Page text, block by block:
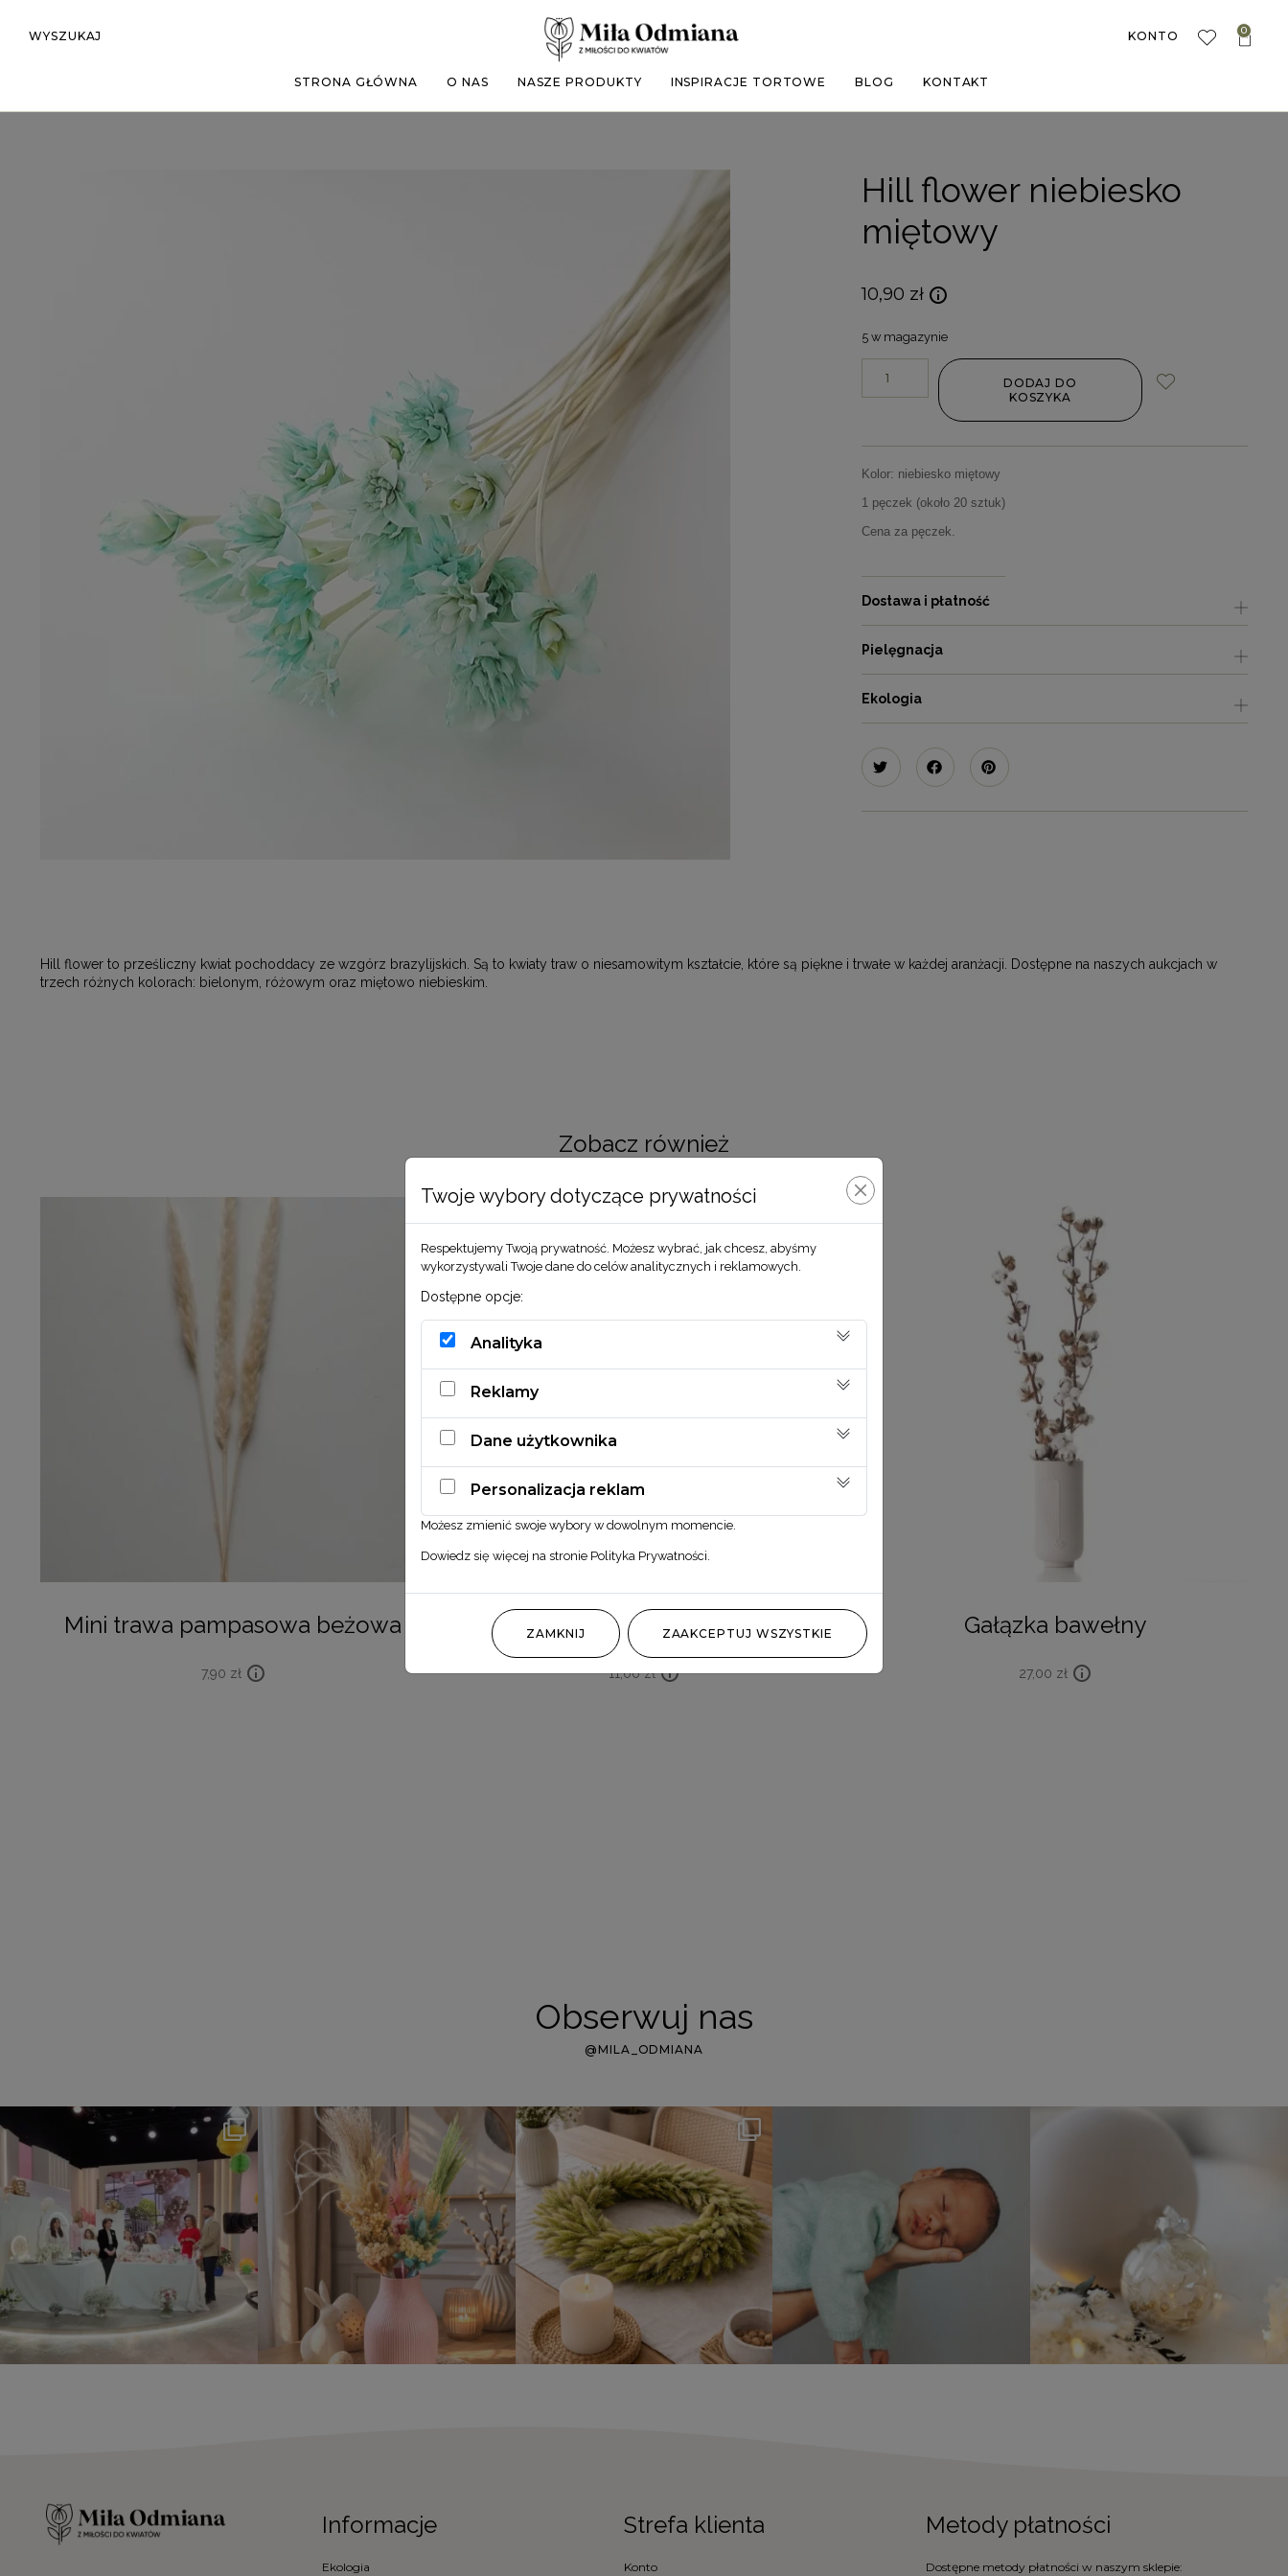
WYSZUKAJ
STRONA GŁÓWNA O NAS NASZE PRODUKTY INSPIRACJE TORTOWE BLOG KONTAKT
KONTO 0
Hill flower niebiesko
miętowy
10,90 zł
5 w magazynie
DODAJ DO
KOSZYKA
Kolor: niebiesko miętowy
1 pęczek (około 20 sztuk)
Cena za pęczek.
Dostawa i płatność
Pielęgnacja
Ekologia
Hill flower to prześliczny kwiat pochoddacy ze wzgórz brazylijskich. Są to kwiaty traw o niesamowitym kształcie, które są piękne i trwałe w każdej aranżacji. Dostępne na naszych aukcjach w
trzech różnych kolorach: bielonym, różowym oraz miętowo niebieskim.
Zobacz również
Mini trawa pampasowa beżowa
7,90 zł
Liść palmowy
11,00zł
Gałązka bawełny
27,00 zł
Obserwuj nas
@MILA_ODMIANA
Informacje
Ekologia
Strefa klienta
Konto
Metody płatności
Dostępne metody płatności w naszym sklepie:
Twoje wybory dotyczące prywatności
Respektujemy Twoją prywatność. Możesz wybrać, jak chcesz, abyśmy
wykorzystywali Twoje dane do celów analitycznych i reklamowych.
Dostępne opcje:
Analityka
Reklamy
Dane użytkownika
Personalizacja reklam
Możesz zmienić swoje wybory w dowolnym momencie.
Dowiedz się więcej na stronie Polityka Prywatności
ZAMKNIJ ZAAKCEPTUJ WSZYSTKIE